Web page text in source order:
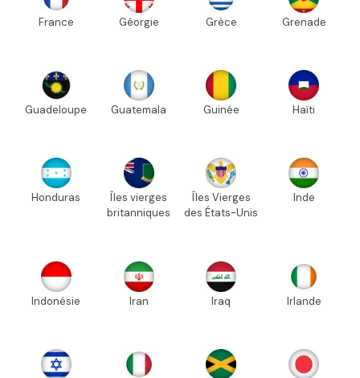
France Géorgie Grèce Grenade
Guadeloupe Guatemala Guinée Haïti
Honduras
Îles vierges
britanniques
Îles Vierges
des États-Unis
Inde
Indonésie Iran Iraq Irlande